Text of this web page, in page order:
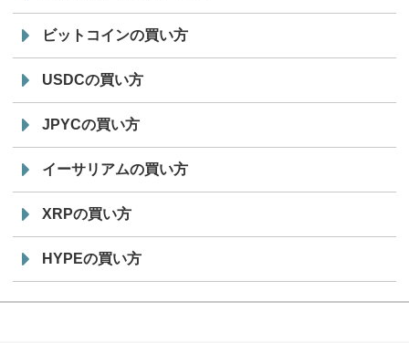
ビットコインの買い方
USDCの買い方
JPYCの買い方
イーサリアムの買い方
XRPの買い方
HYPEの買い方